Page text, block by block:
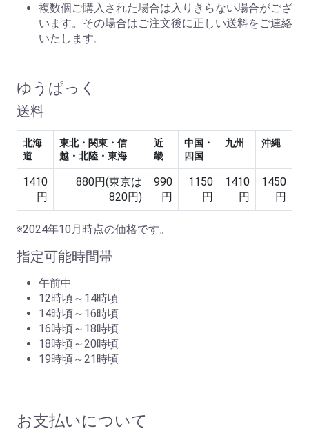
複数個ご購入された場合は入りきらない場合がござ
います。その場合はご注文後に正しい送料をご連絡
いたします。
ゆうぱっく
送料
北海
道
東北・関東・信
越・北陸・東海
近
畿
中国・
四国
九州 沖縄
1410
円
880円(東京は
820円)
990
円
1150
円
1410
円
1450
円
※2024年10月時点の価格です。
指定可能時間帯
午前中
12時頃～14時頃
14時頃～16時頃
16時頃～18時頃
18時頃～20時頃
19時頃～21時頃
お支払いについて